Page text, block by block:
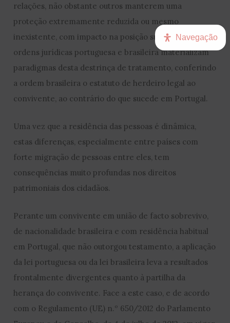
relações, não obstante outros manterem uma
proteção extremamente reduzida ou mesmo
inexistente, com impacto na posição sucessória. As
ordens jurídicas portuguesa e brasileira materializam
paradigmas desta destrinça de tratamento, conferindo
a ordem brasileira o estatuto de herdeiro legal ao
convivente, ao contrário do que sucede em Portugal.
Uma vez que a residência das pessoas é dinâmica,
estas diferenças, especialmente entre países com
forte migração de pessoas entre eles, tem
consequências muito profundas nos direitos
patrimoniais dos cidadãos.
Perante um convivente em união de facto sobrevivo,
de nacionalidade brasileira e com residência habitual
em Portugal, que não outorgou testamento, a aplicação
da lei portuguesa ou da lei brasileira leva a resultados
frontalmente divergentes quanto à partilha da
herança do convivente. Face a este caso, e de acordo
com o Regulamento (UE) n.º 650/2012 do Parlamento
Navegação